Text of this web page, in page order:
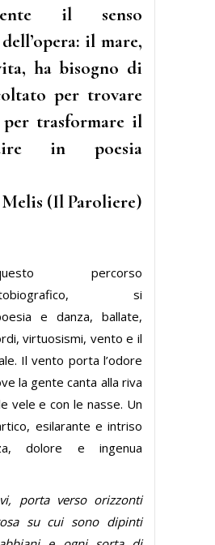
il senso
il mare,
ha bisogno di
per trovare
per trasformare il
in poesia
(Il Paroliere)
percorso
autobiografico, si
e danza, ballate,
virtuosismi, vento e il
Il vento porta l’odore
la gente canta alla riva
vele e con le nasse. Un
esilarante e intriso
dolore e ingenua
porta verso orizzonti
su cui sono dipinti